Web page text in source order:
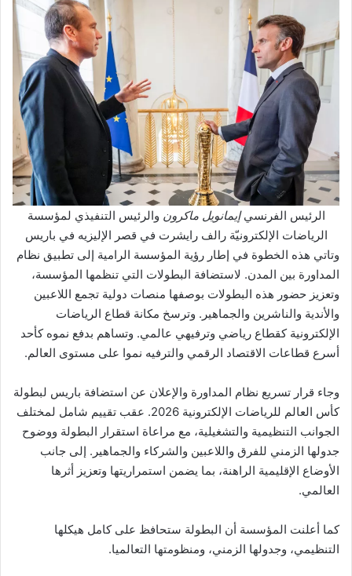
الرئيس الفرنسيإيمانويل ماكرون والرئيس التنفيذي لمؤسسة
الرياضات الإلكترونيّة رالف رايشرت في قصر الإليزيه في باريس
وتاتي هذه الخطوة في إطار رؤية المؤسسة الرامية إلى تطبيق نظام
المداورة بين المدن. لاستضافة البطولات التي تنظمها المؤسسة،
وتعزیز حضور هذه البطولات بوصفها منصات دولية تجمع اللاعبين
والأندية والناشرين والجماهير. وترسخ مكانة قطاع الرياضات
الإلكترونية كقطاع رياضي وترفيهي عالمي. وتساهم بدفع نموه كأحد
أسرع قطاعات الاقتصاد الرقمي والترفيه نموا على مستوى العالم.
وجاء قرار تسريع نظام المداورة والإعلان عن استضافة باريس لبطولة
كأس العالم للرياضات الإلكترونية 2026. عقب تقيیم شامل لمختلف
الجوانب التنظيمية والتشغيلية، مع مراعاة استقرار البطولة ووضوح
جدولها الزمني للفرق واللاعبين والشركاء والجماهير. إلى جانب
الأوضاع الإقليمية الراهنة، بما يضمن استمراريتها وتعزيز أثرها
العالمي.
كما أعلنت المؤسسة أن البطولة ستحافظ على کامل هیکلها
التنظيمي، وجدولها الزمني، ومنظومتها التعالميا.